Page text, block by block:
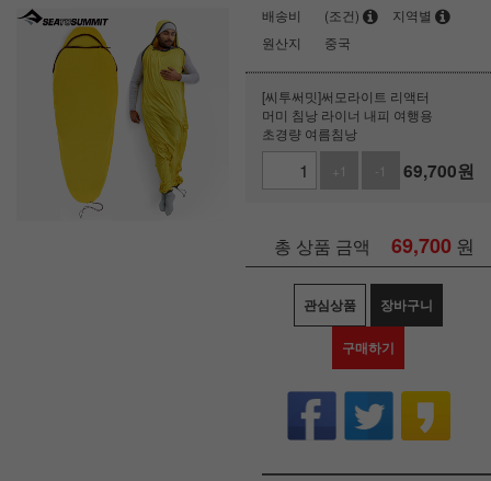
배송비
(조건)
지역별
원산지
중국
[씨투써밋]써모라이트 리액터
머미 침낭 라이너 내피 여행용
초경량 여름침낭
+1
-1 69,700원
총 상품 금액 69,700 원
관심상품 장바구니
구매하기